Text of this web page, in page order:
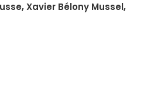
Xavier Bélony Mussel,